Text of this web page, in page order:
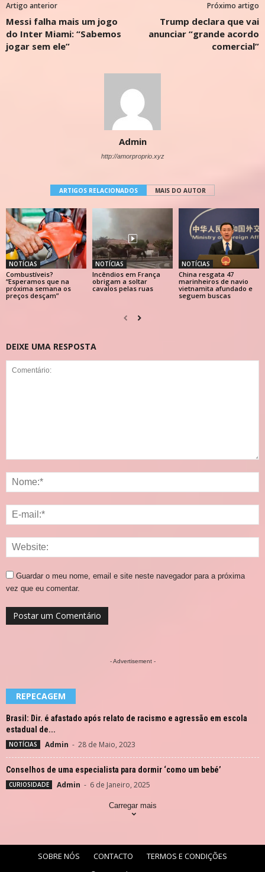
Artigo anterior
Messi falha mais um jogo
do Inter Miami: “Sabemos
jogar sem ele”
Próximo artigo
Trump declara que vai
anunciar “grande acordo
comercial”
Admin
http://amorproprio.xyz
ARTIGOS RELACIONADOS MAIS DO AUTOR
NOTÍCIAS
Combustíveis?
“Esperamos que na
próxima semana os
preços desçam”
NOTÍCIAS
Incêndios em França
obrigam a soltar
cavalos pelas ruas
NOTÍCIAS
China resgata 47
marinheiros de navio
vietnamita afundado e
seguem buscas
DEIXE UMA RESPOSTA
Guardar o meu nome, email e site neste navegador para a próxima
vez que eu comentar.
- Advertisement -
REPECAGEM
Brasil: Dir. é afastado após relato de racismo e agressão em escola
estadual de...
NOTÍCIAS Admin - 28 de Maio, 2023
Conselhos de uma especialista para dormir ‘como um bebé’
CURIOSIDADE Admin - 6 de Janeiro, 2025
Carregar mais
SOBRE NÓS CONTACTO
TERMOS E CONDIÇÕES